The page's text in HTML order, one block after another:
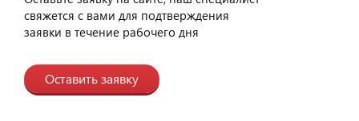
свяжется с вами для подтверждения
заявки в течение рабочего дня
Оставить заявку